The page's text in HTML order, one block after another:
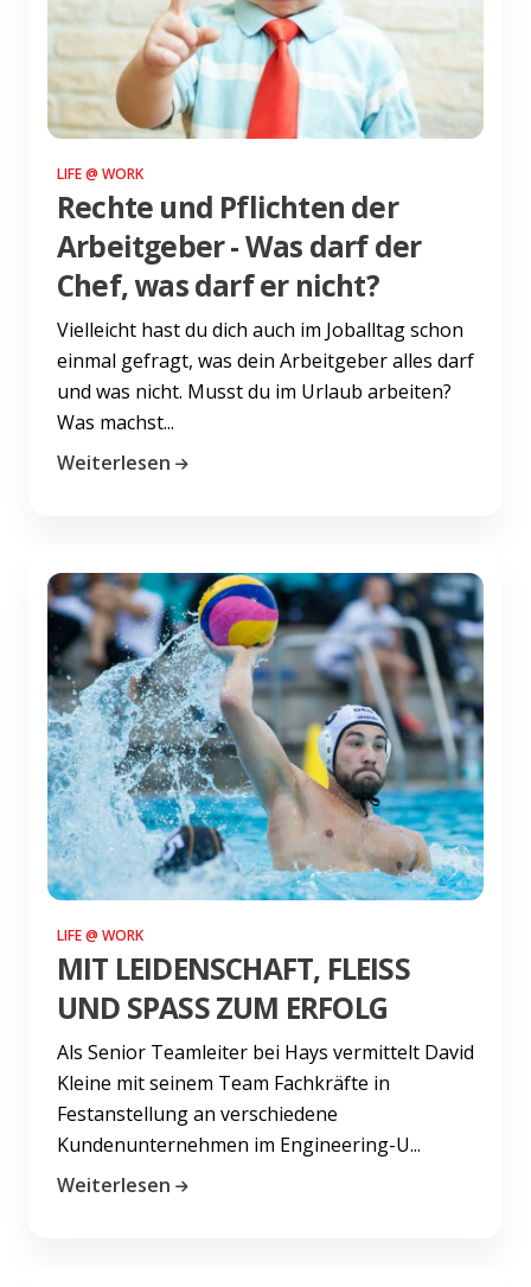
LIFE @ WORK
Rechte und Pflichten der
Arbeitgeber - Was darf der
Chef, was darf er nicht?
Vielleicht hast du dich auch im Joballtag schon
einmal gefragt, was dein Arbeitgeber alles darf
und was nicht. Musst du im Urlaub arbeiten?
Was machst...
Weiterlesen
LIFE @ WORK
MIT LEIDENSCHAFT, FLEISS
UND SPASS ZUM ERFOLG
Als Senior Teamleiter bei Hays vermittelt David
Kleine mit seinem Team Fachkräfte in
Festanstellung an verschiedene
Kundenunternehmen im Engineering-U...
Weiterlesen